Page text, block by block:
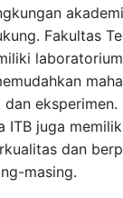
Fakultas
eksperimen.
ITB juga
dan
masing.